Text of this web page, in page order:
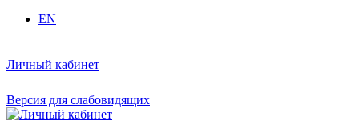
EN
Личный кабинет
Версия для слабовидящих